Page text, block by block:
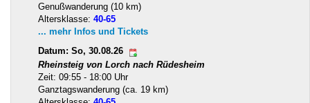
Genußwanderung (10 km)
Altersklasse: 40-65
... mehr Infos und Tickets
Datum: So, 30.08.26
Rheinsteig von Lorch nach Rüdesheim
Zeit: 09:55 - 18:00 Uhr
Ganztagswanderung (ca. 19 km)